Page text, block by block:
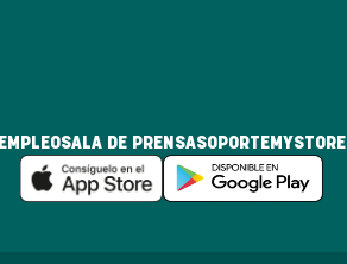
EMPLEOSALA DE PRENSASOPORTEMYSTORE